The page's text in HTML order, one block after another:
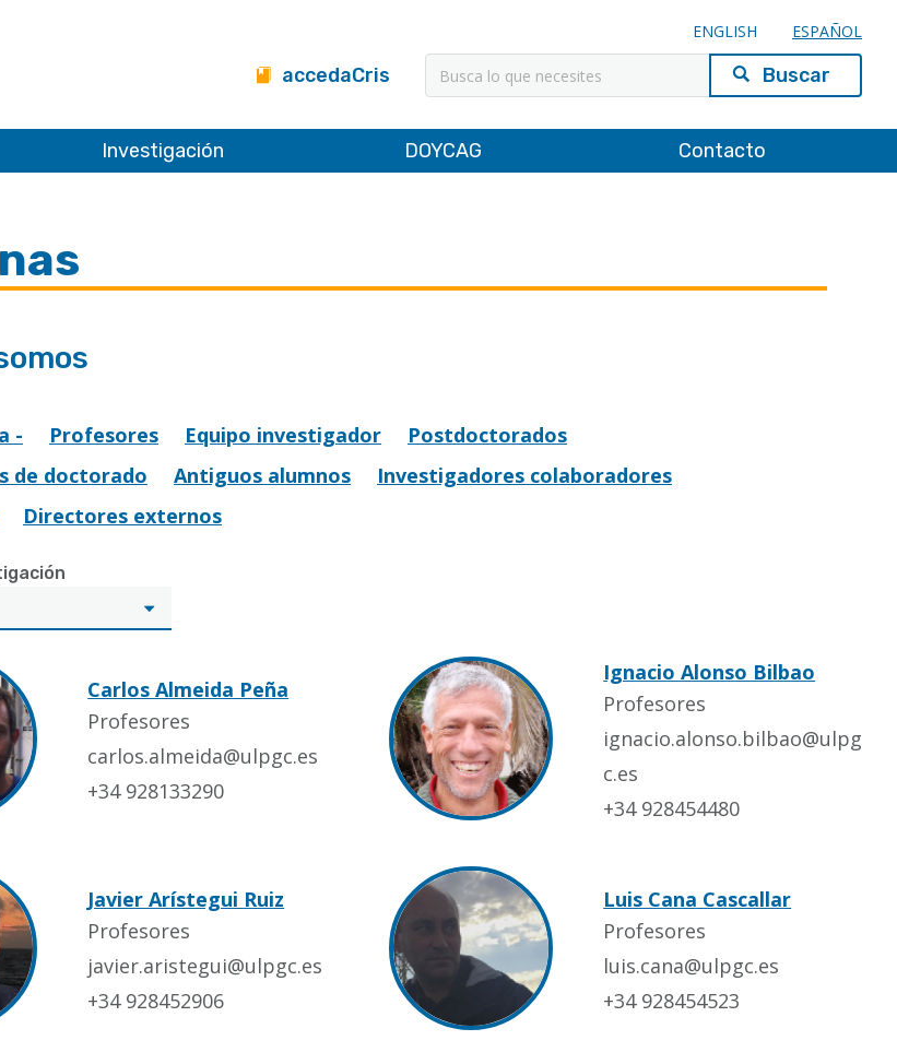
ENGLISH ESPAÑOL
accedaCris Buscar
Investigación DOYCAG Contacto
- Profesores Equipo investigador
Postdoctorados
de doctorado
Antiguos alumnos
Investigadores colaboradores
Directores externos
Carlos Almeida Peña
Profesores
carlos.almeida@ulpgc.es
+34 928133290
Ignacio Alonso Bilbao
Profesores
ignacio.alonso.bilbao@ulpg
c.es
+34 928454480
Javier Arístegui Ruiz
Profesores
javier.aristegui@ulpgc.es
+34 928452906
Luis Cana Cascallar
Profesores
luis.cana@ulpgc.es
+34 928454523